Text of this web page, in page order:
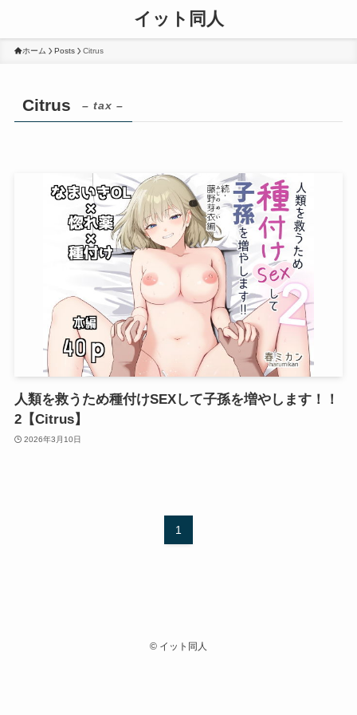
イット同人
ホーム Posts Citrus
Citrus – tax –
人類を救うため種付けSEXして子孫を増やします！！
2【Citrus】
2026年3月10日
1
© イット同人